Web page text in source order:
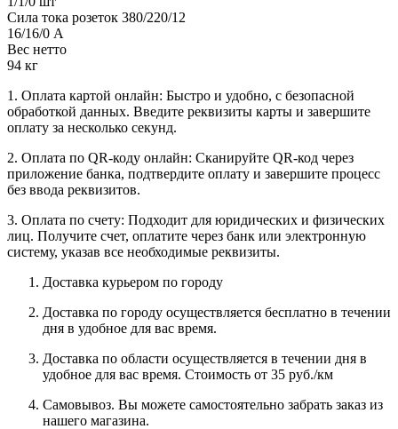
Сила тока розеток 380/220/12
16/16/0 А
Вес нетто
94 кг
1. Оплата картой онлайн: Быстро и удобно, с безопасной
обработкой данных. Введите реквизиты карты и завершите
оплату за несколько секунд.
2. Оплата по QR-коду онлайн: Сканируйте QR-код через
приложение банка, подтвердите оплату и завершите процесс
без ввода реквизитов.
3. Оплата по счету: Подходит для юридических и физических
лиц. Получите счет, оплатите через банк или электронную
систему, указав все необходимые реквизиты.
Доставка курьером по городу
Доставка по городу осуществляется бесплатно в течении
дня в удобное для вас время.
Доставка по области осуществляется в течении дня в
удобное для вас время. Стоимость от 35 руб./км
Самовывоз. Вы можете самостоятельно забрать заказ из
нашего магазина.